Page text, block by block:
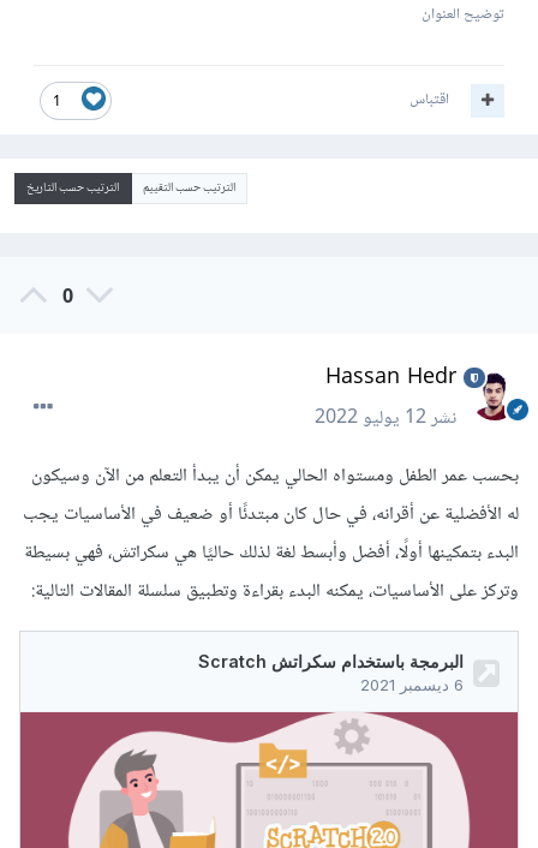
توضيح العنوان
1 اقتباس
الترتيب حسب التقييم الترتيب حسب التاريخ
0
Hassan Hedr
نشر12 يوليو 2022
بحسب عمر الطفل ومستواه الحالي يمكن أن يبدأ التعلم من الآن وسيكون
له الأفضلية عن أقرانه، في حال كان مبتدئًا أو ضعيف في الأساسيات يجب
البدء بتمكينها أولًا، أفضل وأبسط لغة لذلك حاليًا هي سكراتش، فهي بسيطة
وتركز على الأساسيات، يمكنه البدء بقراءة وتطبيق سلسلة المقالات التالية: